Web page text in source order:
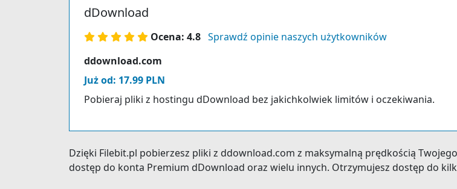
dDownload
Ocena: 4.8 Sprawdź opinie naszych użytkowników
ddownload.com
Już od: 17.99 PLN
Pobieraj pliki z hostingu dDownload bez jakichkolwiek limitów i oczekiwania.
Dzięki Filebit.pl pobierzesz pliki z ddownload.com z maksymalną prędkością
dostęp do konta Premium dDownload oraz wielu innych. Otrzymujesz dostęp do